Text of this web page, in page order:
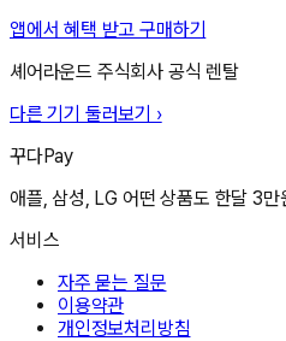
앱에서 혜택 받고 구매하기
셰어라운드 주식회사 공식 렌탈
다른 기기 둘러보기 ›
꾸다Pay
애플, 삼성, LG 어떤 상품도 한달 3만
서비스
자주 묻는 질문
이용약관
개인정보처리방침